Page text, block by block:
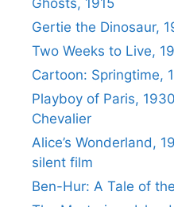
Ghosts, 1915
Gertie the Dinosaur,
Two Weeks to Live,
Cartoon: Springtime,
Playboy of Paris,
Chevalier
Alice’s Wonderland,
silent film
Ben-Hur: A Tale of